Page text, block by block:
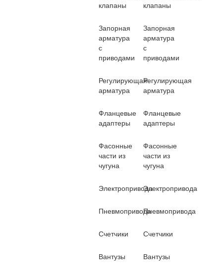
клапаны
Запорная
арматура
с
приводами
Регулирующая
арматура
Фланцевые
адаптеры
Фасонные
части из
чугуна
Электропривода
Пневмопривода
Счетчики
Вантузы
клапаны
Запорная
арматура
с
приводами
Регулирующая
арматура
Фланцевые
адаптеры
Фасонные
части из
чугуна
Электропривода
Пневмопривода
Счетчики
Вантузы